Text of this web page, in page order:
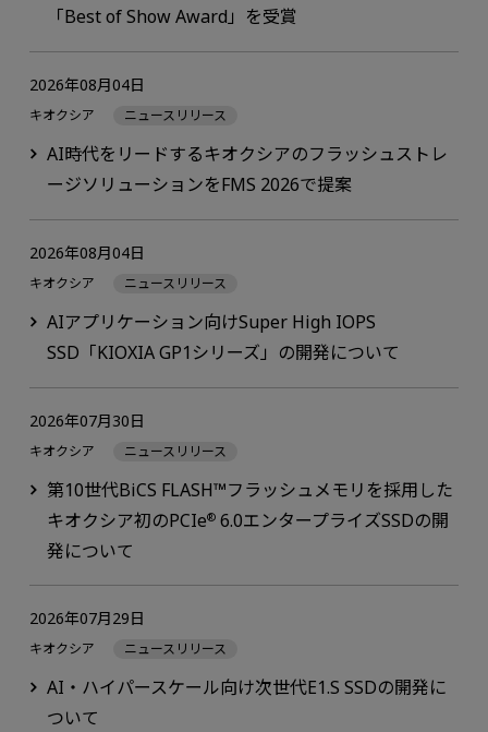
「Best of Show Award」を受賞
AI時代をリードするキオクシアのフラッシュストレ
ージソリューションをFMS 2026で提案
2026年08月04日
キオクシア ニュースリリース
AIアプリケーション向けSuper High IOPS
SSD「KIOXIA GP1シリーズ」の開発について
2026年08月04日
キオクシア ニュースリリース
第10世代BiCS FLASH™フラッシュメモリを採用した
キオクシア初のPCIe®6.0エンタープライズSSDの開
発について
2026年07月30日
キオクシア ニュースリリース
AI・ハイパースケール向け次世代E1.S SSDの開発に
ついて
2026年07月29日
キオクシア ニュースリリース